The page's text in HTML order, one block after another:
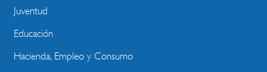
Juventud
Educación
Hacienda, Empleo y Consumo